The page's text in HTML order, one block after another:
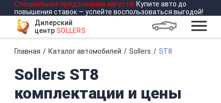
Специальное предложение августа! Купите авто до
повышения ставок — успейте воспользоваться выгодой!
Дилерский
центр SOLLERS
Главная Каталог автомобилей Sollers ST8
Sollers ST8
комплектации и цены